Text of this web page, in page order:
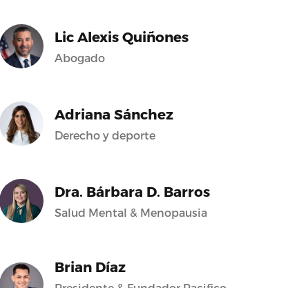
Lic Alexis Quiñones
Abogado
Adriana Sánchez
Derecho y deporte
Dra. Bárbara D. Barros
Salud Mental & Menopausia
Brian Díaz